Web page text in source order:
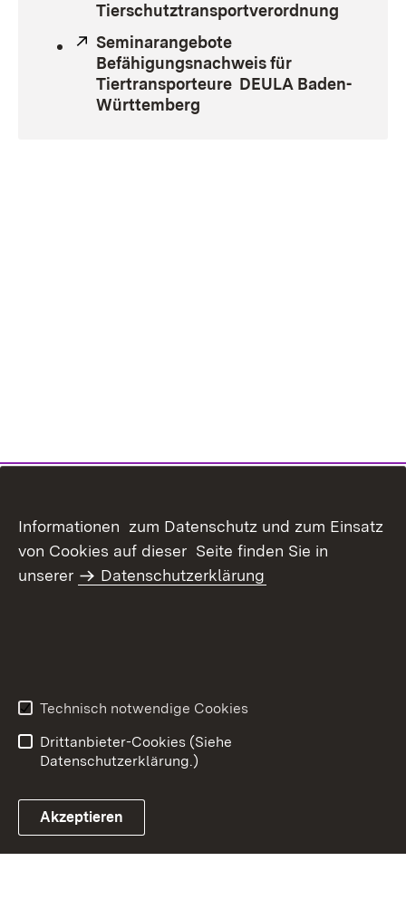
Tierschutztransportverordnung
Extern:
Seminarangebote
Befähigungsnachweis für
Tiertransporteure DEULA Baden-
Württemberg
Informationen zum Datenschutz und zum Einsatz
von Cookies auf dieser Seite finden Sie in
unserer
Datenschutzerklärung
Technisch notwendige Cookies
Drittanbieter-Cookies (Siehe
Datenschutzerklärung.)
Akzeptieren